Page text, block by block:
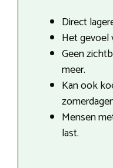
Direct
Het gevoel
Geen
meer.
Kan ook
Mensen
last.